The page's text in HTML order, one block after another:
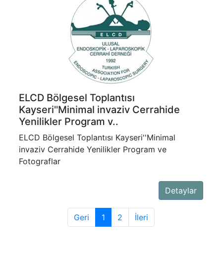
ELCD Bölgesel Toplantısı
Kayseri''Minimal invaziv Cerrahide
Yenilikler Program v..
ELCD Bölgesel Toplantısı Kayseri''Minimal
invaziv Cerrahide Yenilikler Program ve
Fotograflar
Detaylar
Geri 1 2 İleri